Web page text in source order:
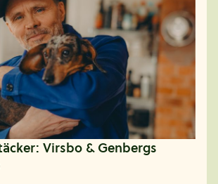
Virsbo & Genbergs